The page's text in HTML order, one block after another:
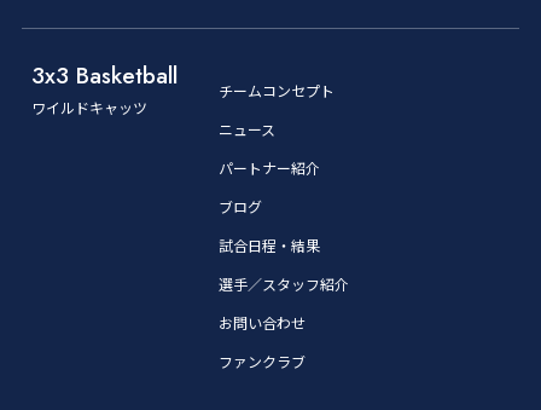
3x3 Basketball
ワイルドキャッツ
チームコンセプト
ニュース
パートナー紹介
ブログ
試合日程・結果
選手／スタッフ紹介
お問い合わせ
ファンクラブ